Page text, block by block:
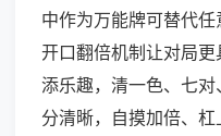
中作为万能牌可替代任
开口翻倍机制让对局
添乐趣，清一色、七
分清晰，自摸加倍、